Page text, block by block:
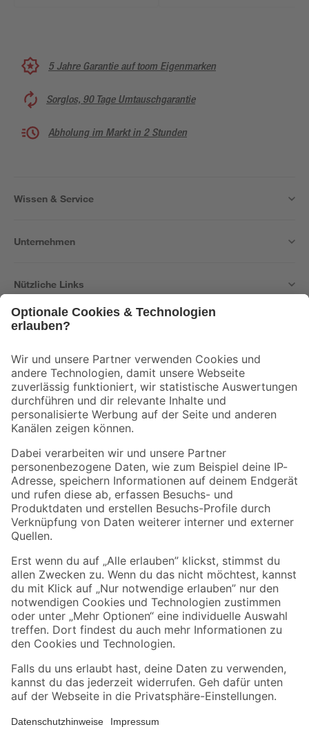
5 Jahre Garantie auf toom Eigenmarken
Sorglos, 90 Tage Umtauschgarantie
Abholung im Markt in 2 Stunden
Wissen & Service
Unternehmen
Nützliche Links
Der toom Newsletter: Keine Angebote und Aktionen mehr verpassen!
Zur Newsletter Anmeldung
Folge uns
Zahlungsarten Versandarten
Sicher einkaufen
Jetzt die toom-App herunterladen
Alle Preisangaben in EUR inkl. gesetzl. MwSt.. Die dargestellten Angebote sind unter
Umständen nicht in allen Märkten verfügbar. Die angegebenen Verfügbarkeiten beziehen
Produkte nur solange der Vorrat reicht.
*Paketversand ab 59 € versandkostenfrei, gilt nicht für Artikel mit Speditionsversand, hier